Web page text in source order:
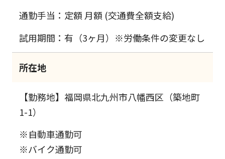
通勤手当：定額 月額 (交通費全額支給)
試用期間：有（3ヶ月）※労働条件の変更なし
所在地
【勤務地】福岡県北九州市八幡西区（築地町
1-1）
※自動車通勤可
※バイク通勤可